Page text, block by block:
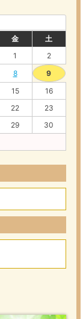
金
土
1
2
8
9
15
16
22
23
29
30